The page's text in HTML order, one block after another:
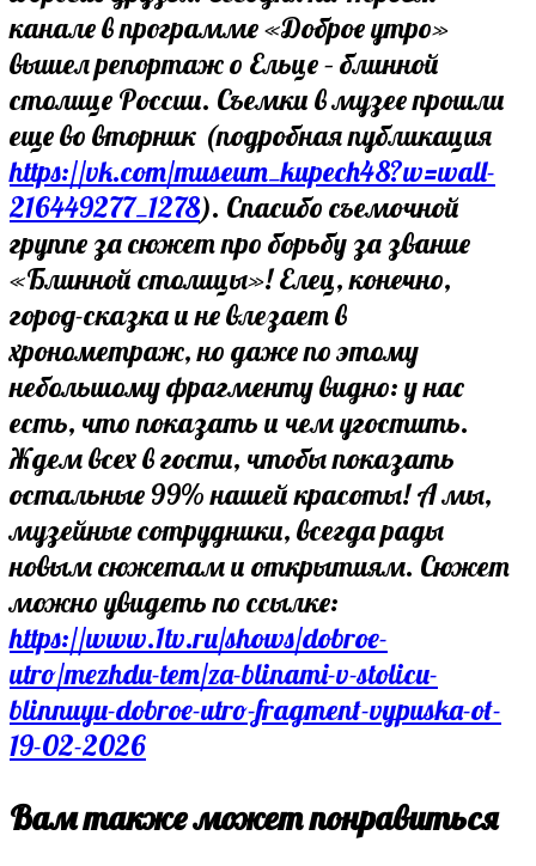
канале в программе «Доброе утро»
вышел репортаж о Ельце – блинной
столице России. Съемки в музее прошли
еще во вторник (подробная публикация
https://vk.com/museum_kupech48?w=wall-
216449277_1278). Спасибо съемочной
группе за сюжет про борьбу за звание
«Блинной столицы»! Елец, конечно,
город-сказка и не влезает в
хронометраж, но даже по этому
небольшому фрагменту видно: у нас
есть, что показать и чем угостить.
Ждем всех в гости, чтобы показать
остальные 99% нашей красоты! А мы,
музейные сотрудники, всегда рады
новым сюжетам и открытиям. Сюжет
можно увидеть по ссылке:
https://www.1tv.ru/shows/dobroe-
utro/mezhdu-tem/za-blinami-v-stolicu-
blinnuyu-dobroe-utro-fragment-vypuska-ot-
19-02-2026
Вам также может понравиться